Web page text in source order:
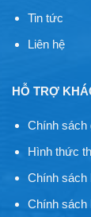
Tin tức
Liên hệ
HỖ TRỢ
Chính sách
Hình thức
Chính sách
Chính sách